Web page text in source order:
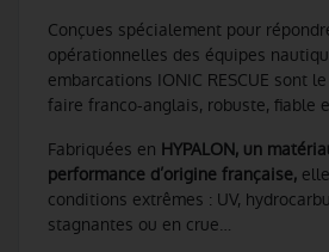
Conçues spécialement pour
opérationnelles des équipes
embarcations IONIC RESCUE sont
faire franco-anglais, robuste, fiable
Fabriquées en HYPALON, un
performance d’origine française,
conditions extrêmes : UV,
stagnantes ou en crue…